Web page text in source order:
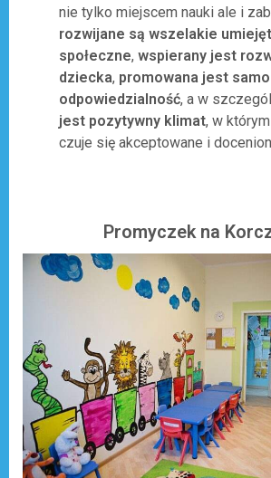
nie tylko miejscem nauki ale i
rozwijane są wszelakie
społeczne, wspierany jest
dziecka, promowana jest
odpowiedzialność, a w
jest pozytywny klimat, w
czuje się akceptowane i
Promyczek na